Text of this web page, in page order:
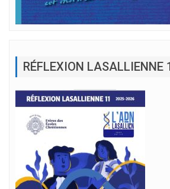
RÉFLEXION LASALLIENNE